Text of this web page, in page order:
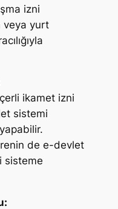
izni
veya yurt
ikamet izni
sistemi
de e-devlet
sisteme